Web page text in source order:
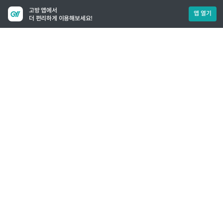
고방 앱에서
더 편리하게 이용해보세요!
앱 열기